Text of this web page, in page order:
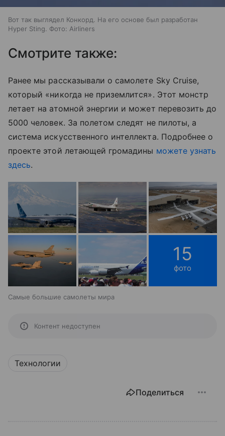
Вот так выглядел Конкорд. На его основе был разработан
Hyper Sting. Фото: Airliners
Смотрите также:
Ранее мы рассказывали о самолете Sky Cruise,
который «никогда не приземлится». Этот монстр
летает на атомной энергии и может перевозить до
5000 человек. За полетом следят не пилоты, а
система искусственного интеллекта. Подробнее о
проекте этой летающей громадины можете узнать
здесь.
15
фото
Самые большие самолеты мира
Контент недоступен
Технологии
Поделиться